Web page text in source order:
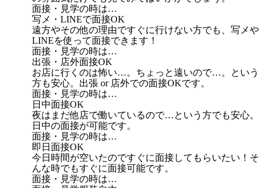
面接・見学の時は…
写メ・LINEで面接OK
遠方やその他の理由ですぐに行けない方でも、写メや
LINEを使って面接できます！
面接・見学の時は…
出張・店外面接OK
お店に行くのは怖い…。ちょっと遠いので…。という
方も安心。出張 or 店外での面接OKです。
面接・見学の時は…
日中面接OK
夜はまだ他店で働いているので…という方でも安心。
日中の面接が可能です。
面接・見学の時は…
即日面接OK
今日時間が空いたのですぐに面接してもらいたい！そ
んな時でもすぐに面接可能です。
面接・見学の時は…